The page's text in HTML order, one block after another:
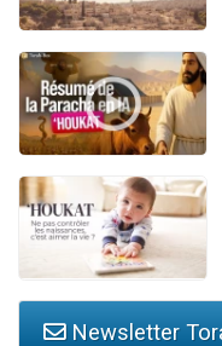
Newsletter